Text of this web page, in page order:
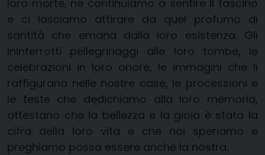
loro morte, ne continuiamo a sentire il fascino
e ci lasciamo attirare da quel profumo di
santità che emana dalla loro esistenza. Gli
ininterrotti pellegrinaggi alle loro tombe, le
celebrazioni in loro onore, le immagini che li
raffigurano nelle nostre case, le processioni e
le feste che dedichiamo alla loro memoria,
attestano che la bellezza e la gioia è stata la
cifra della loro vita e che noi speriamo e
preghiamo possa essere anche la nostra.